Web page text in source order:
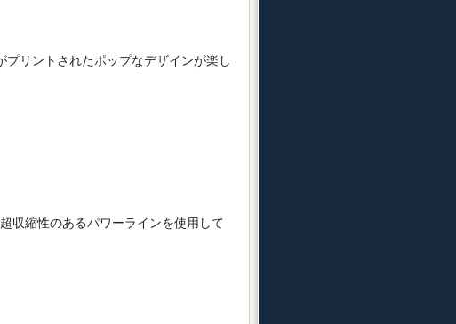
リントされたポップなデザインが楽し
収縮性のあるパワーラインを使用して